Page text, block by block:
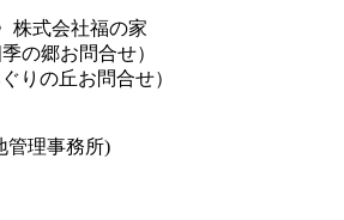
株式会社福の家
の郷お問合せ）
りの丘お問合せ）
理事務所)